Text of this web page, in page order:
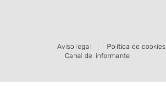
Aviso legal Política de cookies
Canal del informante